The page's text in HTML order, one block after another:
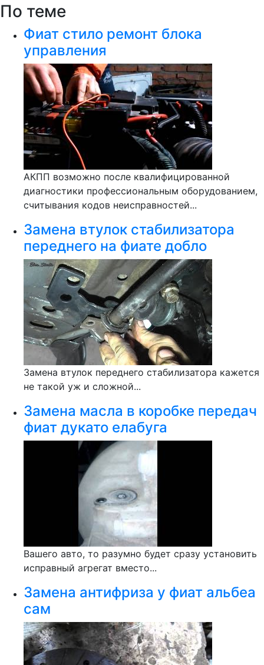
По теме
Фиат стило ремонт блока
управления
АКПП возможно после квалифицированной
диагностики профессиональным оборудованием,
считывания кодов неисправностей...
Замена втулок стабилизатора
переднего на фиате добло
Замена втулок переднего стабилизатора кажется
не такой уж и сложной...
Замена масла в коробке передач
фиат дукато елабуга
Вашего авто, то разумно будет сразу установить
исправный агрегат вместо...
Замена антифриза у фиат альбеа
сам